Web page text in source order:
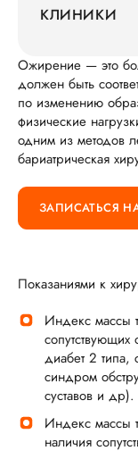
Ожирение — это
должен быть
по изменению
физические
одним из методов
бариатрическая
ЗАПИСАТЬСЯ
Показаниями к
Индекс массы
диабет 2 типа,
синдром
суставов и др).
Индекс массы
наличия
КЛИНИКИ